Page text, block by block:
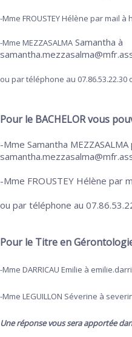
-Mme FROUSTEY Hélène par
-Mme MEZZASALMA Samantha à
ou par téléphone au 07.86.53.22.30
Pour le BACHELORvous
-Mme Samantha MEZZASALMA
-Mme FROUSTEY Hélène par
ou par téléphone au
Pour le Titre en
-Mme DARRICAU Emilie à
-Mme LEGUILLON Séverine à
Une réponse vous sera apportée